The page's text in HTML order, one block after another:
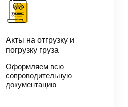
Акты на отгрузку и
погрузку груза
Оформляем всю
сопроводительную
документацию